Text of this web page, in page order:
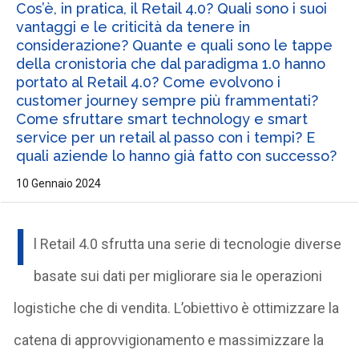
Cos’è, in pratica, il Retail 4.0? Quali sono i suoi
vantaggi e le criticità da tenere in
considerazione? Quante e quali sono le tappe
della cronistoria che dal paradigma 1.0 hanno
portato al Retail 4.0? Come evolvono i
customer journey sempre più frammentati?
Come sfruttare smart technology e smart
service per un retail al passo con i tempi? E
quali aziende lo hanno già fatto con successo?
10 Gennaio 2024
I
l Retail 4.0 sfrutta una serie di tecnologie diverse
basate sui dati per migliorare sia le operazioni
logistiche che di vendita. L’obiettivo è ottimizzare la
catena di approvvigionamento e massimizzare la